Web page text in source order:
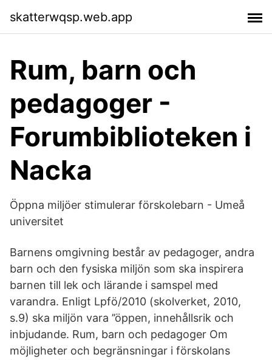
skatterwqsp.web.app
Rum, barn och
pedagoger -
Forumbiblioteken i
Nacka
Öppna miljöer stimulerar förskolebarn - Umeå
universitet
Barnens omgivning består av pedagoger, andra
barn och den fysiska miljön som ska inspirera
barnen till lek och lärande i samspel med
varandra. Enligt Lpfö/2010 (skolverket, 2010,
s.9) ska miljön vara ’’öppen, innehållsrik och
inbjudande. Rum, barn och pedagoger Om
möjligheter och begränsningar i förskolans